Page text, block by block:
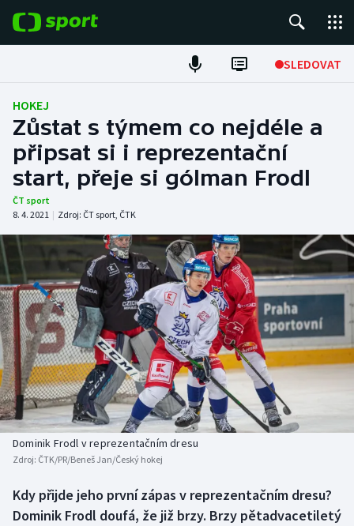
SLEDOVAT
Fotbal
Hokej
Tenis
Atletika
Cyklistika
DALŠÍ SPORTY
Americký fotbal
Baseball a softbal
Basketbal
Biatlon
Box
NEPŘEHLÉDNĚTE
Soutěže
Historické návraty
Aplikace ČT sport
HOKEJ
Zůstat s týmem co nejdéle a
připsat si i reprezentační
start, přeje si gólman Frodl
ČT sport
8. 4. 2021 | Zdroj: ČT sport, ČTK
Dominik Frodl v reprezentačním dresu
Zdroj: ČTK/PR/Beneš Jan/Český hokej
Kdy přijde jeho první zápas v reprezentačním dresu?
Dominik Frodl doufá, že již brzy. Brzy pětadvacetiletý